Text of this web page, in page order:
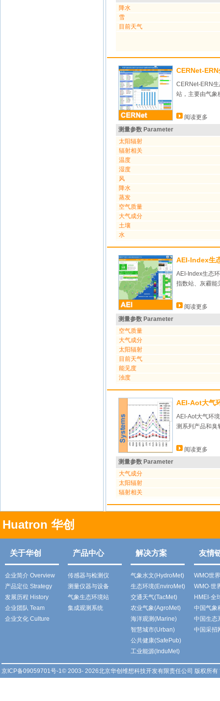
降水
雪
目前天气
CERNet-
CERNet-ERN
站，主要由气象
阅读更多
测量参数 Parameter
太阳辐射
辐射相关
温度
湿度
风
降水
蒸发
空气质量
大气成分
土壤
水
AEI-Index生
AEI-Index生态
指数站、灰霾能
阅读更多
测量参数 Parameter
空气质量
大气成分
太阳辐射
目前天气
能见度
浊度
AEI-Aot大气
AEI-Aot大气环
测系列产品和臭
阅读更多
测量参数 Parameter
大气成分
太阳辐射
辐射相关
Huatron 华创
关于华创 产品中心 解决方案 友情
企业简介 Overview
产品定位 Strategy
发展历程 History
企业团队 Team
企业文化 Culture
传感器与检测仪
测量仪器与设备
气象生态环境站
集成观测系统
气象水文(HydroMet)
生态环境(EnviroMet)
交通天气(TacMet)
农业气象(AgroMet)
海洋观测(Marine)
智慧城市(Urban)
公共健康(SafePub)
工业能源(InduMet)
WMO世
WMO·世
HMEI·全
中国气象
中国生态
中国采招
京ICP备09059701号-1© 2003- 2026北京华创维想科技开发有限责任公司 版权所有